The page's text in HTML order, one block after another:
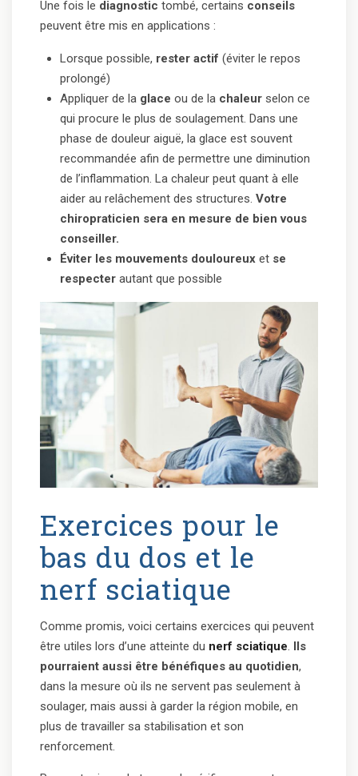
Une fois le diagnostic tombé, certains conseils
peuvent être mis en applications :
Lorsque possible, rester actif (éviter le repos
prolongé)
Appliquer de la glace ou de la chaleur selon ce
qui procure le plus de soulagement. Dans une
phase de douleur aiguë, la glace est souvent
recommandée afin de permettre une diminution
de l’inflammation. La chaleur peut quant à elle
aider au relâchement des structures. Votre
chiropraticien sera en mesure de bien vous
conseiller.
Éviter les mouvements douloureux et se
respecter autant que possible
Exercices pour le
bas du dos et le
nerf sciatique
Comme promis, voici certains exercices qui peuvent
être utiles lors d’une atteinte du nerf sciatique.
Ils
pourraient aussi être bénéfiques au quotidien,
dans la mesure où ils ne servent pas seulement à
soulager, mais aussi à garder la région mobile, en
plus de travailler sa stabilisation et son
renforcement.